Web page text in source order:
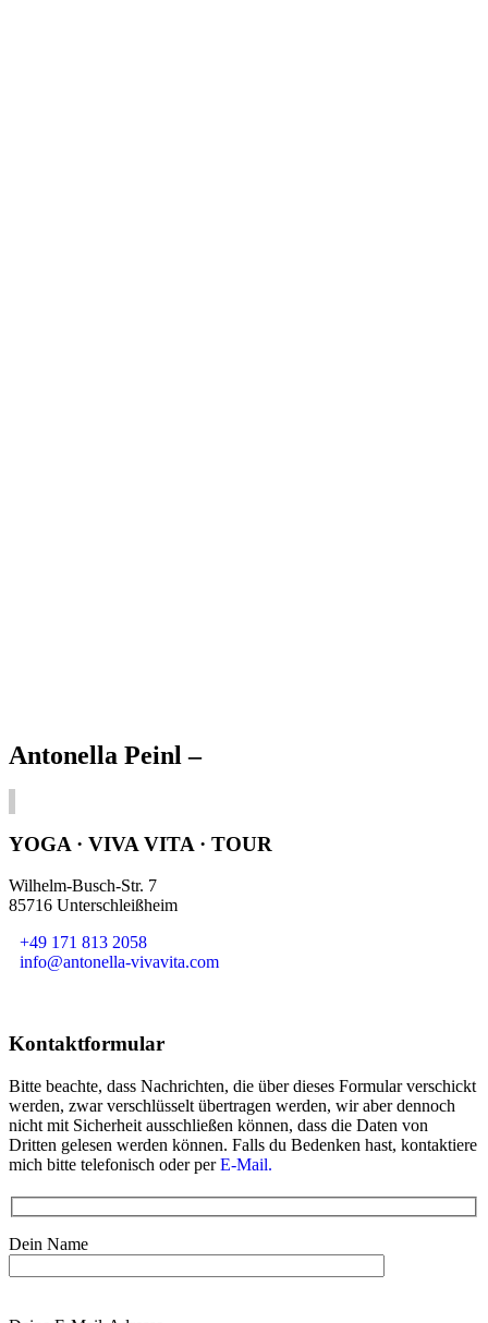
Antonella Peinl –
YOGA · VIVA VITA · TOUR
Wilhelm-Busch-Str. 7
85716 Unterschleißheim
+49 171 813 2058
info@antonella-vivavita.com
Kontaktformular
Bitte beachte, dass Nachrichten, die über dieses Formular verschickt
werden, zwar verschlüsselt übertragen werden, wir aber dennoch
nicht mit Sicherheit ausschließen können, dass die Daten von
Dritten gelesen werden können. Falls du Bedenken hast, kontaktiere
mich bitte telefonisch oder perE-Mail.
Dein Name